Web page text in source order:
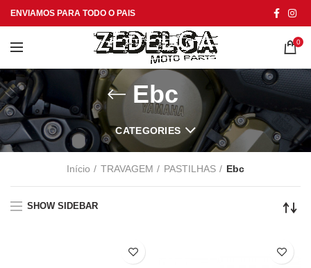
ENVIAMOS PARA TODO O PAIS
0
Ebc
CATEGORIES
Início TRAVAGEM PASTILHAS Ebc
SHOW SIDEBAR